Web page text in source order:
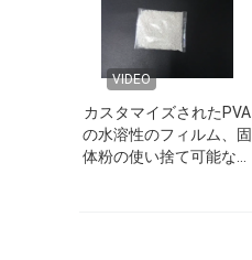
VIDEO
カスタマイズされたPVA
の水溶性のフィルム、固
体粉の使い捨て可能な水